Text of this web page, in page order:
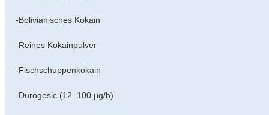
-Bolivianisches Kokain
-Reines Kokainpulver
-Fischschuppenkokain
-Durogesic (12–100 µg/h)